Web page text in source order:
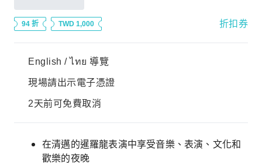
94 折 TWD 1,000 折扣券
English / ไทย 導覽
現場請出示電子憑證
2天前可免費取消
在清邁的暹羅龍表演中享受音樂、表演、文化和
歡樂的夜晚